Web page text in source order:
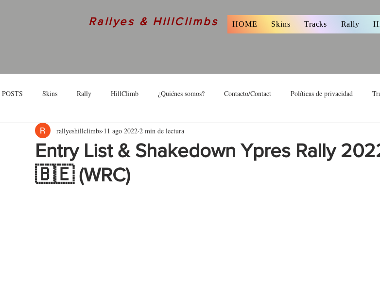
Rallyes & HillClimbs HOME Skins Tracks Rally
Skins Rally HillClimb ¿Quiénes somos? Contacto/Contact Políticas de privacidad
Interview
Entry List & Shakedown Ypres Rally
🇧🇪 (WRC)
rallyeshillclimbs 11 ago 2022 2 min de lectura